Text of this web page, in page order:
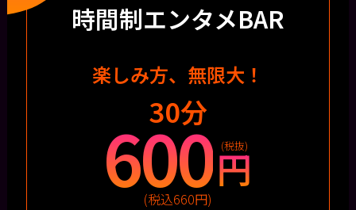
時間制エンタメBAR
楽しみ方、無限大！
30分
600 (税抜)
円
(税込660円)